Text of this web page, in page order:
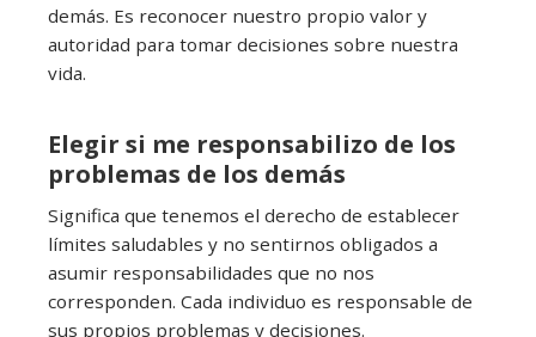
demás. Es reconocer nuestro propio valor y
autoridad para tomar decisiones sobre nuestra
vida.
Elegir si me responsabilizo de los
problemas de los demás
Significa que tenemos el derecho de establecer
límites saludables y no sentirnos obligados a
asumir responsabilidades que no nos
corresponden. Cada individuo es responsable de
sus propios problemas y decisiones.